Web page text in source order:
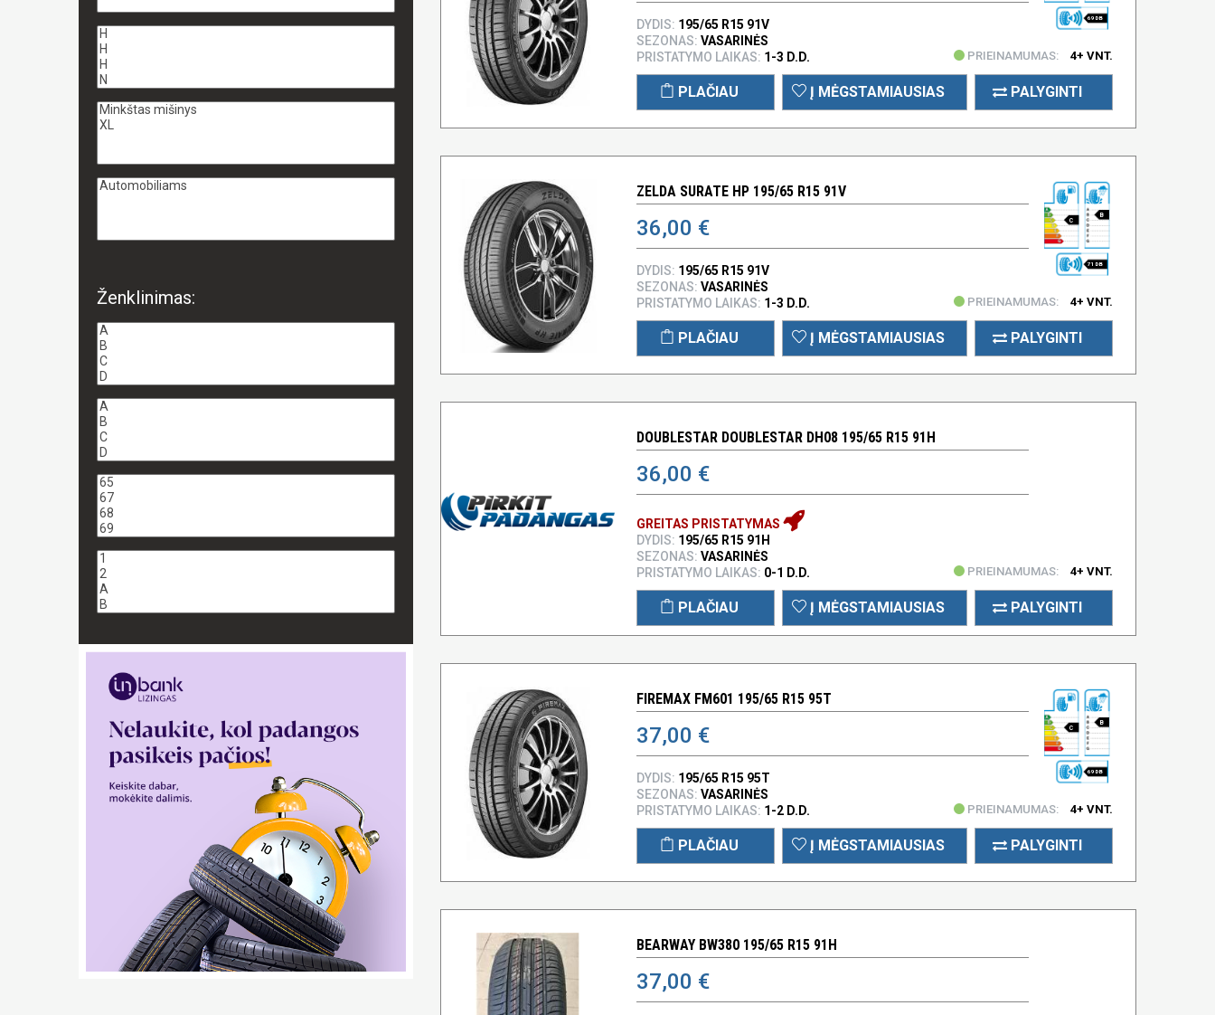
Ženklinimas:
69 DB
DYDIS: 195/65 R15 91V
SEZONAS: VASARINĖS
PRISTATYMO LAIKAS: 1-3 D.D. PRIEINAMUMAS: 4+ VNT.
PLAČIAU Į MĖGSTAMIAUSIAS PALYGINTI
ZELDA SURATE HP 195/65 R15 91V
36,00 € C
B
71 DB
DYDIS: 195/65 R15 91V
SEZONAS: VASARINĖS
PRISTATYMO LAIKAS: 1-3 D.D. PRIEINAMUMAS: 4+ VNT.
PLAČIAU Į MĖGSTAMIAUSIAS PALYGINTI
DOUBLESTAR DOUBLESTAR DH08 195/65 R15 91H
36,00 €
GREITAS PRISTATYMAS
DYDIS: 195/65 R15 91H
SEZONAS: VASARINĖS
PRISTATYMO LAIKAS: 0-1 D.D. PRIEINAMUMAS: 4+ VNT.
PLAČIAU Į MĖGSTAMIAUSIAS PALYGINTI
FIREMAX FM601 195/65 R15 95T
37,00 € C
B
69 DB
DYDIS: 195/65 R15 95T
SEZONAS: VASARINĖS
PRISTATYMO LAIKAS: 1-2 D.D. PRIEINAMUMAS: 4+ VNT.
PLAČIAU Į MĖGSTAMIAUSIAS PALYGINTI
BEARWAY BW380 195/65 R15 91H
37,00 €